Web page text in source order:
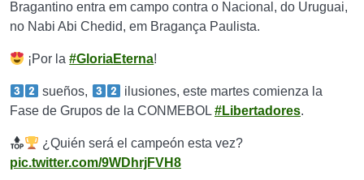
Bragantino entra em campo contra o Nacional, do Uruguai,
no Nabi Abi Chedid, em Bragança Paulista.
¡Por la#GloriaEterna!
sueños,
ilusiones, este martes comienza la
Fase de Grupos de la CONMEBOL #Libertadores.
¿Quién será el campeón esta vez?
pic.twitter.com/9WDhrjFVH8